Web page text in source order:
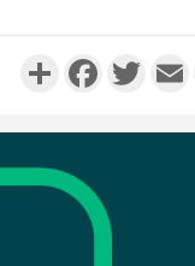
PartagerFacebook
Côte d'Ivoire
Alassane